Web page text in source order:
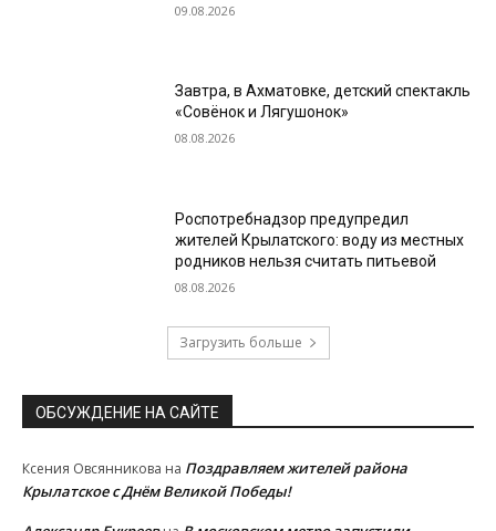
09.08.2026
Завтра, в Ахматовке, детский спектакль
«Совёнок и Лягушонок»
08.08.2026
Роспотребнадзор предупредил
жителей Крылатского: воду из местных
родников нельзя считать питьевой
08.08.2026
Загрузить больше
ОБСУЖДЕНИЕ НА САЙТЕ
Ксения Овсянникова на Поздравляем жителей района
Крылатское с Днём Великой Победы!